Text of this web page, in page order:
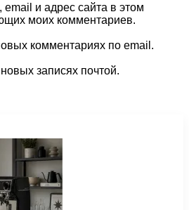
и адрес сайта в этом
моих комментариев.
комментариях по email.
записях почтой.